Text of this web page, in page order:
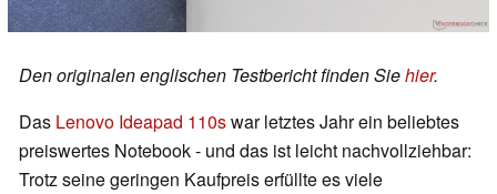
Den originalen englischen Testbericht finden Siehier.
Das Lenovo Ideapad 110swar letztes Jahr ein beliebtes
preiswertes Notebook - und das ist leicht nachvollziehbar:
Trotz seine geringen Kaufpreis erfüllte es viele